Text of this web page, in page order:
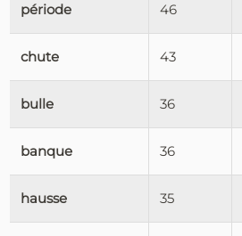
période 46
chute 43
bulle 36
banque 36
hausse 35